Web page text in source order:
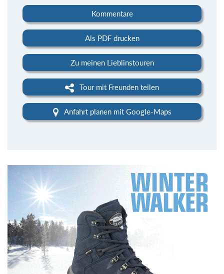
Kommentare
Als PDF drucken
Zu meinen Lieblinstouren
Tour mit Freunden teilen
Anfahrt planen mit Google-Maps